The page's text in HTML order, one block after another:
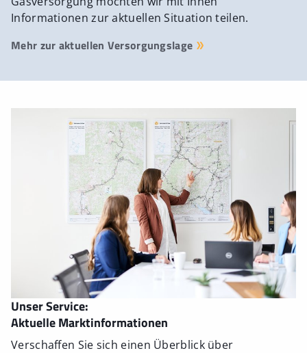
Informationen zur aktuellen Situation teilen.
Mehr zur aktuellen Versorgungslage
Unser Service:
Aktuelle Marktinformationen
Verschaffen Sie sich einen Überblick über